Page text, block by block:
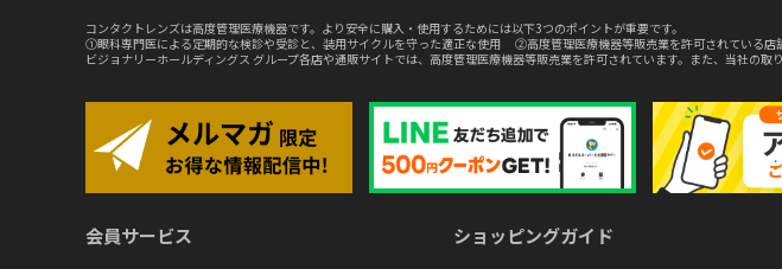
コンタクトレンズは高度管理医療機器です。より安全に購入・使用するためには以下3つのポイントが重要です。
①眼科専門医による定期的な検診や受診と、装用サイクルを守った適正な使用 ②高度管理医療機器等販売業を許可されている
ビジョナリーホールディングス グループ各店や通販サイトでは、高度管理医療機器等販売業を許可されています。また、当社の
会員サービス ショッピングガイド